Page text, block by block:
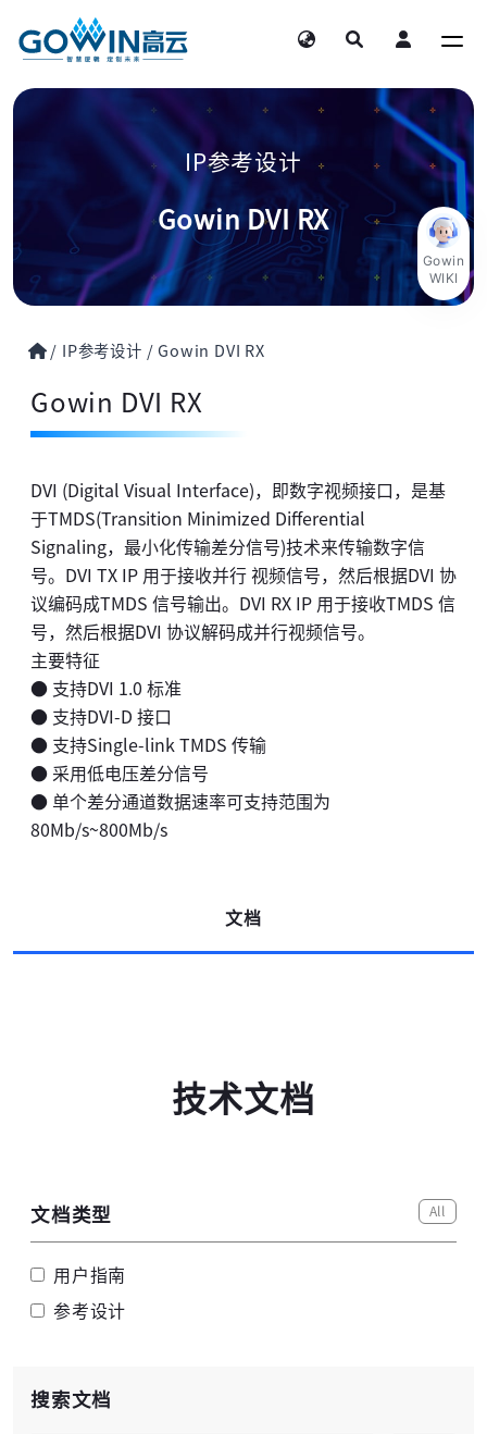
IP参考设计
Gowin DVI RX
/ IP参考设计 /Gowin DVI RX
Gowin DVI RX
DVI (Digital Visual Interface)，即数字视频接口，是基
于TMDS(Transition Minimized Differential
Signaling，最小化传输差分信号)技术来传输数字信
号。DVI TX IP 用于接收并行 视频信号，然后根据DVI 协
议编码成TMDS 信号输出。DVI RX IP 用于接收TMDS 信
号，然后根据DVI 协议解码成并行视频信号。
主要特征
● 支持DVI 1.0 标准
● 支持DVI-D 接口
● 支持Single-link TMDS 传输
● 采用低电压差分信号
● 单个差分通道数据速率可支持范围为
80Mb/s~800Mb/s
文档
技术文档
文档类型 All
用户指南
参考设计
搜索文档
Gowin
WIKI